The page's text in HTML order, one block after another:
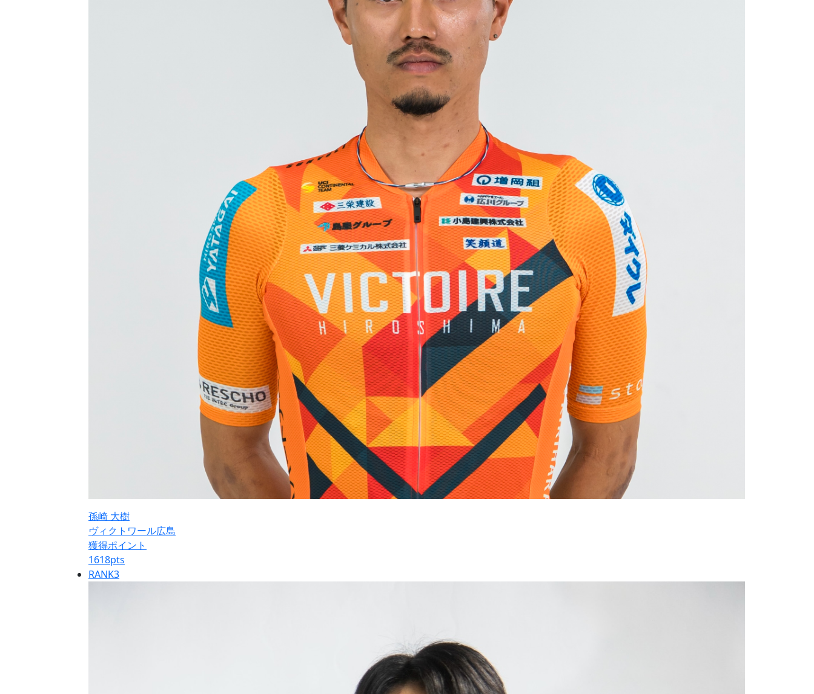
孫崎 大樹
ヴィクトワール広島
獲得ポイント
1618pts
RANK3